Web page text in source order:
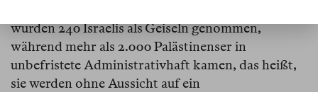
wurden 240 Israelis als Geiseln genommen,
während mehr als 2.000 Palästinenser in
unbefristete Administrativhaft kamen, das heißt,
sie werden ohne Aussicht auf ein